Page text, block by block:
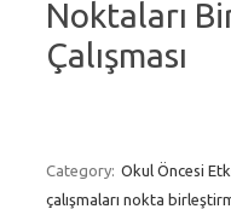
Noktaları
Çalışması
Category: Okul Öncesi
çalışmaları nokta